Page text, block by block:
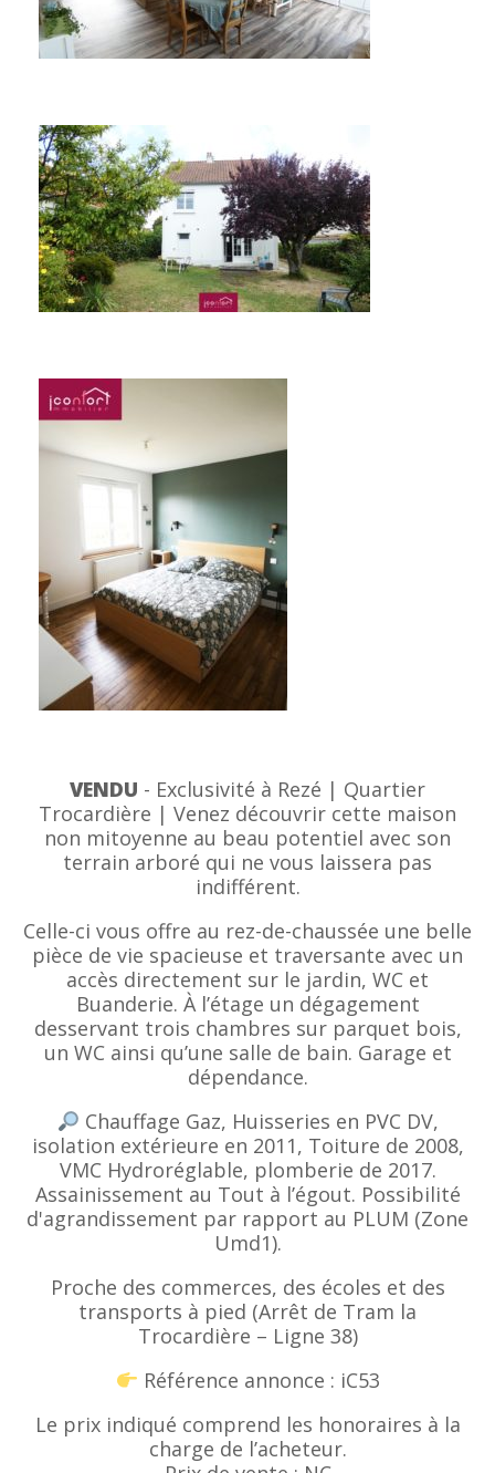
VENDU - Exclusivité à Rezé | Quartier
Trocardière | Venez découvrir cette maison
non mitoyenne au beau potentiel avec son
terrain arboré qui ne vous laissera pas
indifférent.
Celle-ci vous offre au rez-de-chaussée une belle
pièce de vie spacieuse et traversante avec un
accès directement sur le jardin, WC et
Buanderie. À l’étage un dégagement
desservant trois chambres sur parquet bois,
un WC ainsi qu’une salle de bain. Garage et
dépendance.
Chauffage Gaz, Huisseries en PVC DV,
isolation extérieure en 2011, Toiture de 2008,
VMC Hydroréglable, plomberie de 2017.
Assainissement au Tout à l’égout. Possibilité
d'agrandissement par rapport au PLUM (Zone
Umd1).
Proche des commerces, des écoles et des
transports à pied (Arrêt de Tram la
Trocardière – Ligne 38)
Référence annonce : iC53
Le prix indiqué comprend les honoraires à la
charge de l’acheteur.